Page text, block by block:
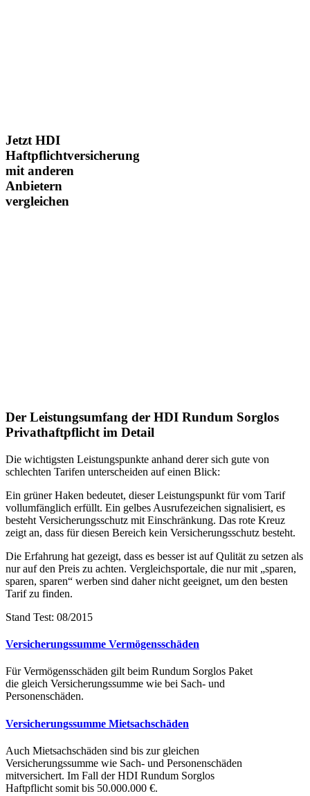
Jetzt HDI
Haftpflichtversicherung
mit anderen
Anbietern
vergleichen
Der Leistungsumfang der HDI Rundum Sorglos
Privathaftpflicht im Detail
Die wichtigsten Leistungspunkte anhand derer sich gute von
schlechten Tarifen unterscheiden auf einen Blick:
Ein grüner Haken bedeutet, dieser Leistungspunkt für vom Tarif
vollumfänglich erfüllt. Ein gelbes Ausrufezeichen signalisiert, es
besteht Versicherungsschutz mit Einschränkung. Das rote Kreuz
zeigt an, dass für diesen Bereich kein Versicherungsschutz besteht.
Die Erfahrung hat gezeigt, dass es besser ist auf Qulität zu setzen als
nur auf den Preis zu achten. Vergleichsportale, die nur mit „sparen,
sparen, sparen“ werben sind daher nicht geeignet, um den besten
Tarif zu finden.
Stand Test: 08/2015
Versicherungssumme Vermögensschäden
Für Vermögensschäden gilt beim Rundum Sorglos Paket
die gleich Versicherungssumme wie bei Sach- und
Personenschäden.
Versicherungssumme Mietsachschäden
Auch Mietsachschäden sind bis zur gleichen
Versicherungssumme wie Sach- und Personenschäden
mitversichert. Im Fall der HDI Rundum Sorglos
Haftpflicht somit bis 50.000.000 €.